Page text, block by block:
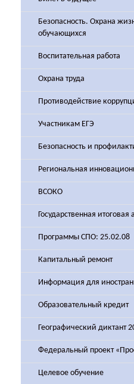
Безопасность. Охрана
обучающихся
Воспитательная работа
Охрана труда
Противодействие
Участникам ЕГЭ
Безопасность и
Региональная
ВСОКО
Государственная итоговая
Программы СПО: 25.02.08
Капитальный ремонт
Информация для
Образовательный кредит
Географический диктант
Федеральный проект
Целевое обучение